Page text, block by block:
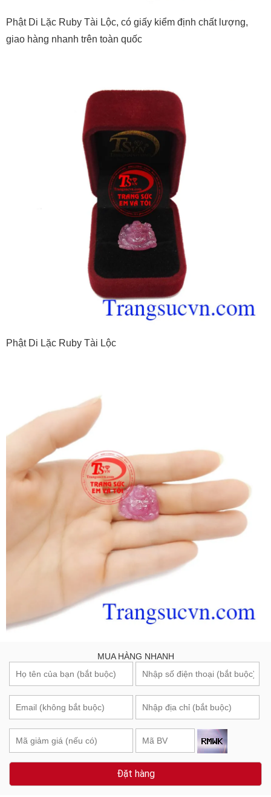
Phật Di Lặc Ruby Tài Lộc, có giấy kiểm định chất lượng,
giao hàng nhanh trên toàn quốc
Phật Di Lặc Ruby Tài Lộc
MUA HÀNG NHANH
Đặt hàng